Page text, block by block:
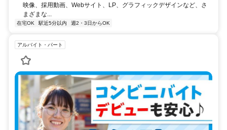
映像、採用動画、Webサイト、LP、グラフィックデザインなど、さ
まざまな...
在宅OK 駅近5分以内 週2・3日からOK
アルバイト・パート